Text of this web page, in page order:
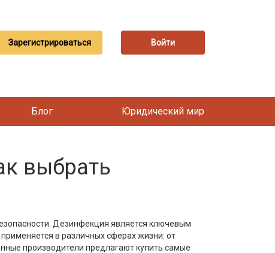
Зарегистрироваться Войти
Блог Юридический мир
выбрать
Дезинфекция является ключевым
в различных сферах жизни: от
производители предлагают купить самые